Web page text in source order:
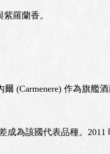
羅蘭香。
(Carmenere) 作為旗艦
為該國代表品種。2011